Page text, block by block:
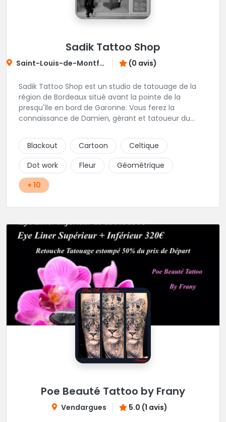
Sadik Tattoo Shop
Saint-Louis-de-Montferrand (0 avis)
Sadik Tattoo Shop est un studio de tatouage de la
région de Bordeaux situé avant la pointe de la
presqu'île en bord de Garonne. Vous ferez la
connaissance de Damien, gérant et tatoueur du
Blackout
Cartoon
Celtique
Dot work
Fleur
Géométrique
+ 10
Poe Beauté Tattoo by Frany
Vendargues 5.0 (1 avis)